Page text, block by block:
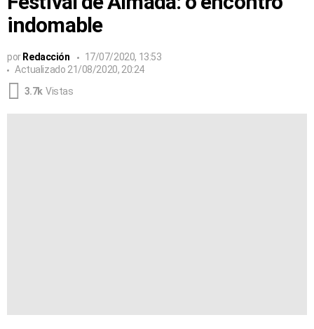
indomable
por Redacción
17/07/2020, 13:53
Actualizado 21/08/2020, 20:24
3.7k Vistas